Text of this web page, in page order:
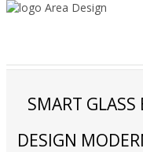
SMART GLASS
DESIGN